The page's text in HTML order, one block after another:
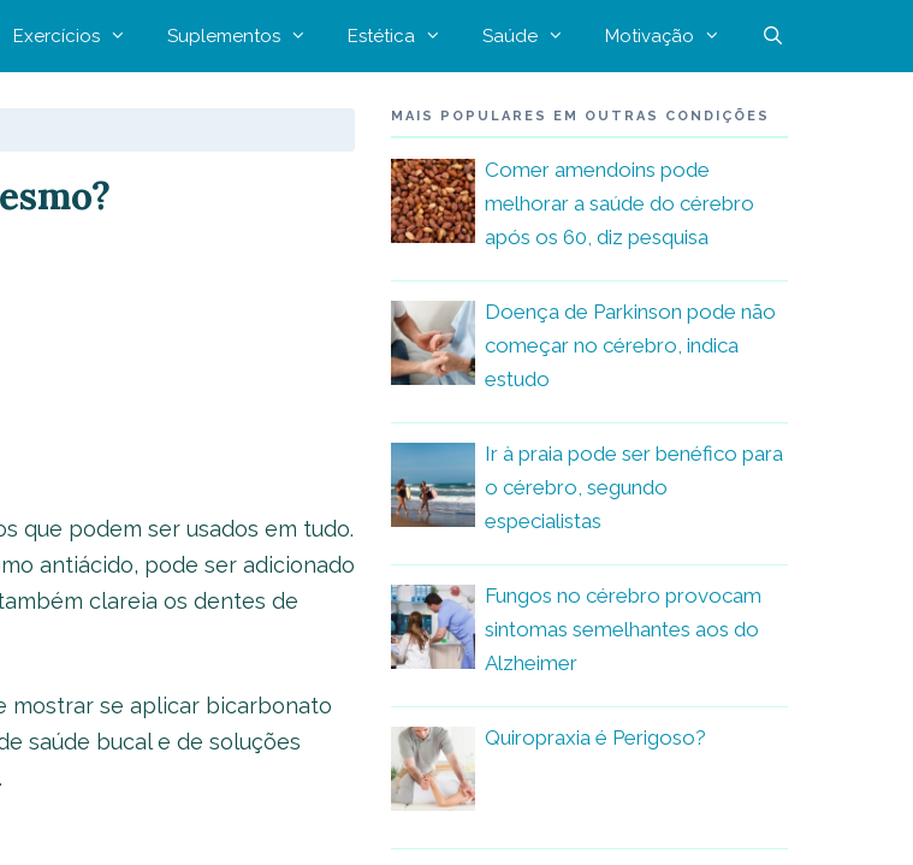
Exercícios Suplementos Estética Saúde Motivação
que podem ser usados em tudo.
antiácido, pode ser adicionado
clareia os dentes de
mostrar se aplicar bicarbonato
saúde bucal e de soluções
MAIS POPULARES EM OUTRAS CONDIÇÕES
Comer amendoins pode
melhorar a saúde do cérebro
após os 60, diz pesquisa
Doença de Parkinson pode não
começar no cérebro, indica
estudo
Ir à praia pode ser benéfico para
o cérebro, segundo
especialistas
Fungos no cérebro provocam
sintomas semelhantes aos do
Alzheimer
Quiropraxia é Perigoso?